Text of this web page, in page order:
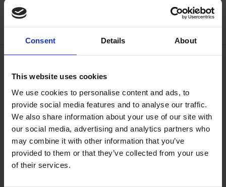
Consent Details About
This website uses cookies
We use cookies to personalise content and ads, to
provide social media features and to analyse our traffic.
We also share information about your use of our site with
our social media, advertising and analytics partners who
may combine it with other information that you’ve
provided to them or that they’ve collected from your use
of their services.